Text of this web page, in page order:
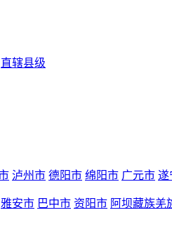
直辖县级
泸州市 德阳市 绵阳市 广元市 遂
雅安市 巴中市 资阳市 阿坝藏族羌